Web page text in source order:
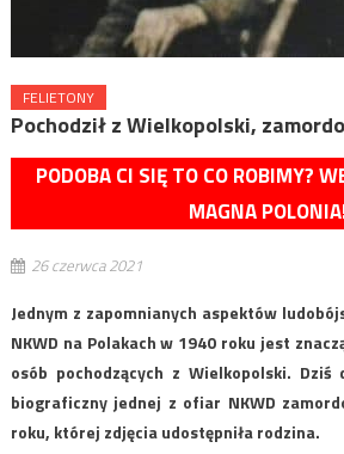
FELIETONY
Pochodził z Wielkopolski,
PODOBA CI SIĘ TO CO ROBIMY?
MAGNA
26 czerwca 2021
Jednym z zapomnianych aspektów
NKWD na Polakach w 1940 roku jest
osób pochodzących z Wielkopolski.
biograficzny jednej z ofiar NKWD
roku, której zdjęcia udostępniła rodzina.